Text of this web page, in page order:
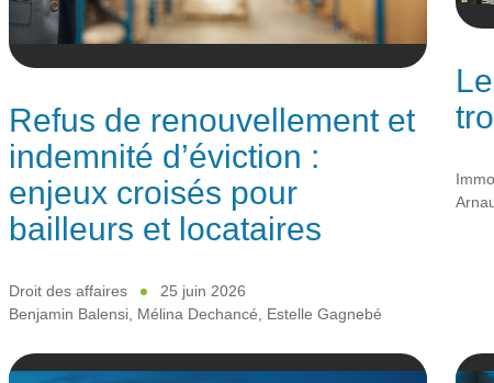
Refus de renouvellement et
indemnité d’éviction :
enjeux croisés pour
bailleurs et locataires
Droit des affaires
25 juin 2026
Benjamin Balensi, Mélina Dechancé, Estelle Gagnebé